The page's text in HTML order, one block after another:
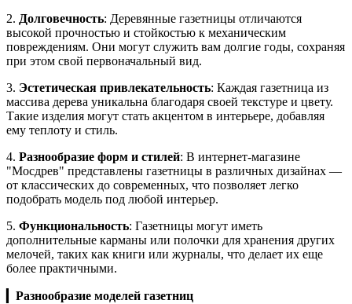
2. Долговечность: Деревянные газетницы отличаются
высокой прочностью и стойкостью к механическим
повреждениям. Они могут служить вам долгие годы, сохраняя
при этом свой первоначальный вид.
3. Эстетическая привлекательность: Каждая газетница из
массива дерева уникальна благодаря своей текстуре и цвету.
Такие изделия могут стать акцентом в интерьере, добавляя
ему теплоту и стиль.
4. Разнообразие форм и стилей: В интернет-магазине
"Мосдрев" представлены газетницы в различных дизайнах —
от классических до современных, что позволяет легко
подобрать модель под любой интерьер.
5. Функциональность: Газетницы могут иметь
дополнительные карманы или полочки для хранения других
мелочей, таких как книги или журналы, что делает их еще
более практичными.
Разнообразие моделей газетниц